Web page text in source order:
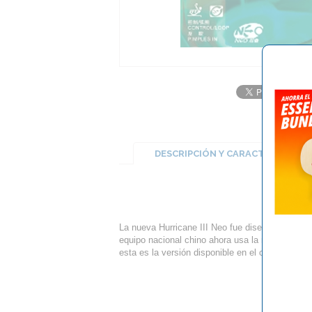
DESCRIPCIÓN Y CARACTERÍSTICAS
La nueva Hurricane III Neo fue diseñada para
equipo nacional chino ahora usa la nueva
esta es la versión disponible en el comercio.